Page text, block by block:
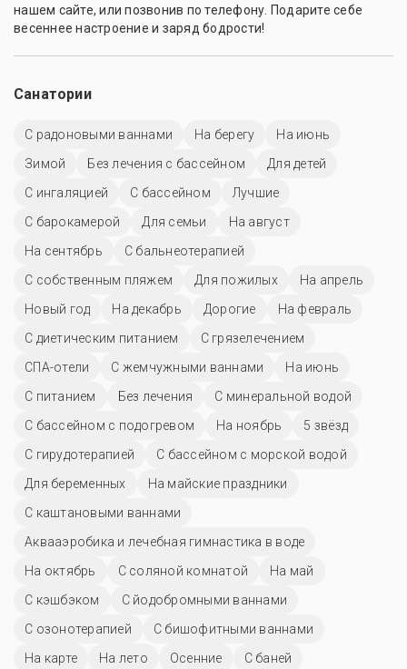
нашем сайте, или позвонив по телефону. Подарите себе
весеннее настроение и заряд бодрости!
Санатории
С радоновыми ваннами На берегу
На июнь
Зимой
Без лечения с бассейном
Для детей
С ингаляцией
C бассейном
Лучшие
С барокамерой
Для семьи
На август
На сентябрь
С бальнеотерапией
С собственным пляжем
Для пожилых
На апрель
Новый год
На декабрь Дорогие
На февраль
С диетическим питанием
С грязелечением
СПА-отели
С жемчужными ваннами
На июнь
С питанием
Без лечения
С минеральной водой
С бассейном с подогревом
На ноябрь
5 звёзд
С гирудотерапией
С бассейном с морской водой
Для беременных
На майские праздники
С каштановыми ваннами
Аквааэробика и лечебная гимнастика в воде
На октябрь
С соляной комнатой
На май
С кэшбэком
С йодобромными ваннами
С озонотерапией
С бишофитными ваннами
На карте
На лето Осенние
С баней